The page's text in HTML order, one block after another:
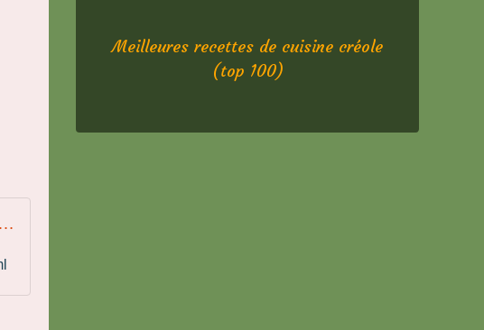
Tomates farcies au veau gratinées - Recettes de Papounet
Meilleures recettes de cuisine créole
(top 100)